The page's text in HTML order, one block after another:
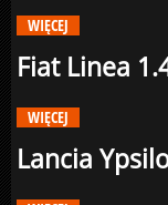
WIĘCEJ
Fiat Linea
WIĘCEJ
Lancia